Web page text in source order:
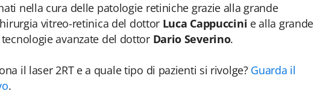
nella cura delle patologie retiniche grazie alla grande
vitreo-retinica del dottor Luca Cappuccini e alla grande
avanzate del dottor Dario Severino.
il laser 2RT e a quale tipo di pazienti si rivolge? Guarda il
.